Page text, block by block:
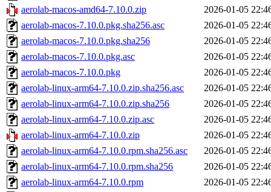
aerolab-macos-amd64-7.10.0.zip
2026-01-05
aerolab-macos-7.10.0.pkg.sha256.asc
2026-01-05
aerolab-macos-7.10.0.pkg.sha256
2026-01-05
aerolab-macos-7.10.0.pkg.asc
2026-01-05
aerolab-macos-7.10.0.pkg
2026-01-05
aerolab-linux-arm64-7.10.0.zip.sha256.asc
2026-01-05
aerolab-linux-arm64-7.10.0.zip.sha256
2026-01-05
aerolab-linux-arm64-7.10.0.zip.asc
2026-01-05
aerolab-linux-arm64-7.10.0.zip
2026-01-05
aerolab-linux-arm64-7.10.0.rpm.sha256.asc
2026-01-05
aerolab-linux-arm64-7.10.0.rpm.sha256
2026-01-05
aerolab-linux-arm64-7.10.0.rpm
2026-01-05